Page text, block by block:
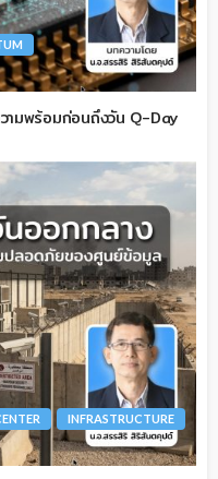
ามพร้อมก่อนถึงวัน Q-Day
INFRASTRUCTURE